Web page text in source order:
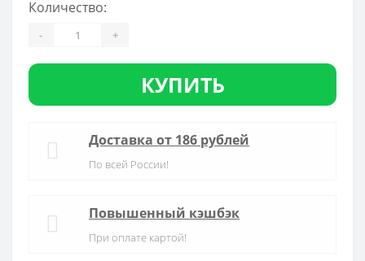
Количество:
- +
КУПИТЬ
Доставка от 186 рублей
По всей России!
Повышенный кэшбэк
При оплате картой!